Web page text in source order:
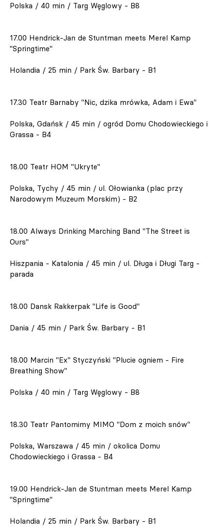
Polska / 40 min / Targ Węglowy - B8
17.00 Hendrick-Jan de Stuntman meets Merel Kamp
"Springtime"
Holandia / 25 min / Park Św. Barbary - B1
17.30 Teatr Barnaby "Nic, dzika mrówka, Adam i Ewa"
Polska, Gdańsk / 45 min / ogród Domu Chodowieckiego i
Grassa - B4
18.00 Teatr HOM "Ukryte"
Polska, Tychy / 45 min / ul. Ołowianka (plac przy
Narodowym Muzeum Morskim) - B2
18.00 Always Drinking Marching Band "The Street is
Ours"
Hiszpania - Katalonia / 45 min / ul. Długa i Długi Targ -
parada
18.00 Dansk Rakkerpak "Life is Good"
Dania / 45 min / Park Św. Barbary - B1
18.00 Marcin "Ex" Styczyński "Plucie ogniem - Fire
Breathing Show"
Polska / 40 min / Targ Węglowy - B8
18.30 Teatr Pantomimy MIMO "Dom z moich snów"
Polska, Warszawa / 45 min / okolica Domu
Chodowieckiego i Grassa - B4
19.00 Hendrick-Jan de Stuntman meets Merel Kamp
"Springtime"
Holandia / 25 min / Park Św. Barbary - B1